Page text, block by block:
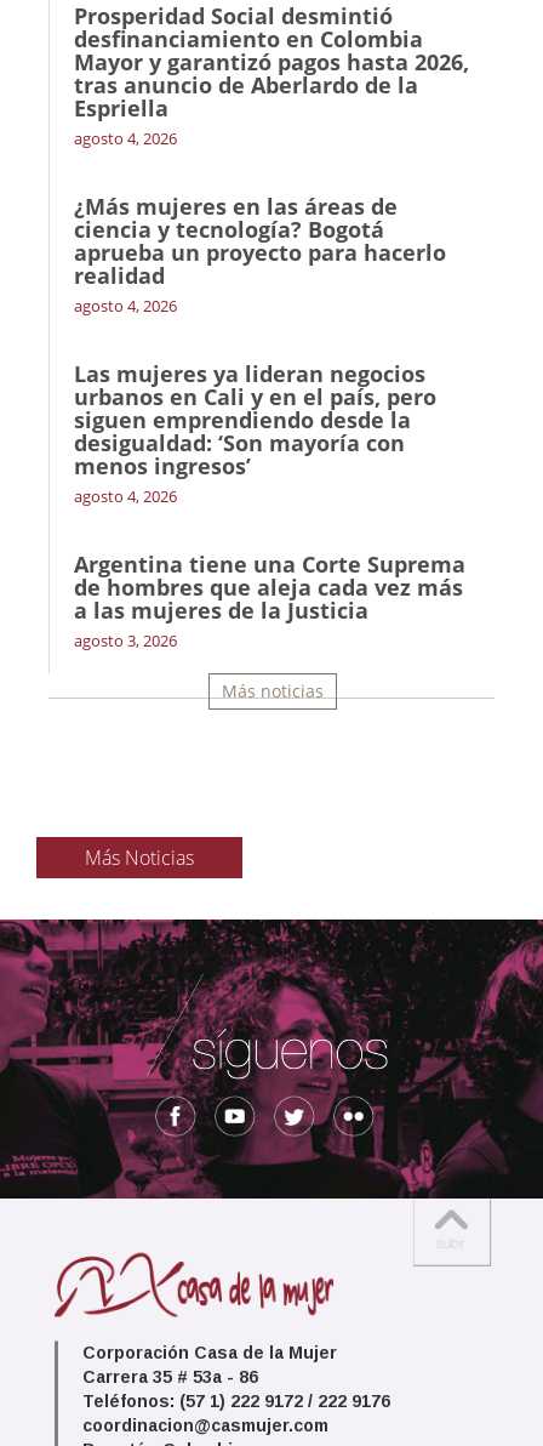
Prosperidad Social desmintió
desfinanciamiento en Colombia
Mayor y garantizó pagos hasta 2026,
tras anuncio de Aberlardo de la
Espriella
agosto 4, 2026
¿Más mujeres en las áreas de
ciencia y tecnología? Bogotá
aprueba un proyecto para hacerlo
realidad
agosto 4, 2026
Las mujeres ya lideran negocios
urbanos en Cali y en el país, pero
siguen emprendiendo desde la
desigualdad: ‘Son mayoría con
menos ingresos’
agosto 4, 2026
Argentina tiene una Corte Suprema
de hombres que aleja cada vez más
a las mujeres de la Justicia
agosto 3, 2026
Más noticias
Más Noticias
Corporación Casa de la Mujer
Carrera 35 # 53a - 86
Teléfonos: (57 1) 222 9172 / 222 9176
coordinacion@casmujer.com